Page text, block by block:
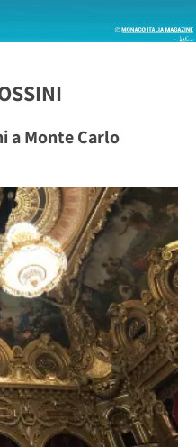
a Monte Carlo